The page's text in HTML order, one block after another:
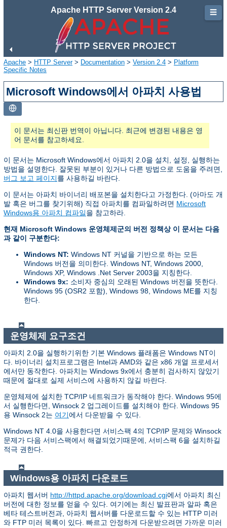
Apache HTTP Server Version 2.4
Apache > HTTP Server> Documentation > Version 2.4 > Platform
Specific Notes
Microsoft Windows에서 아파치 사용법
이 문서는 최신판 번역이 아닙니다. 최근에 변경된 내용은 영
어 문서를 참고하세요.
이 문서는 Microsoft Windows에서 아파치 2.0을 설치, 설정, 실행하는
방법을 설명한다. 잘못된 부분이 있거나 다른 방법으로 도움을 주려면,
버그 보고 페이지를 사용하길 바란다.
이 문서는 아파치 바이너리 배포본을 설치한다고 가정한다. (아마도 개
발 혹은 버그를 찾기위해) 직접 아파치를 컴파일하려면 Microsoft
Windows용 아파치 컴파일을 참고하라.
현재 Microsoft Windows 운영체제군의 버전 정책상 이 문서는 다음
과 같이 구분한다:
Windows NT: Windows NT 커널을 기반으로 하는 모든
Windows 버전을 의미한다. Windows NT, Windows 2000,
Windows XP, Windows .Net Server 2003을 지칭한다.
Windows 9x: 소비자 중심의 오래된 Windows 버전을 뜻한다.
Windows 95 (OSR2 포함), Windows 98, Windows ME를 지칭
한다.
운영체제 요구조건
아파치 2.0을 실행하기위한 기본 Windows 플래폼은 Windows NT이
다. 바이너리 설치프로그램은 Intel과 AMD와 같은 x86 개열 프로세서
에서만 동작한다. 아파치는 Windows 9x에서 충분히 검사하지 않았기
때문에 절대로 실제 서비스에 사용하지 않길 바란다.
운영체제에 설치한 TCP/IP 네트워크가 동작해야 한다. Windows 95에
서 실행한다면, Winsock 2 업그레이드를 설치해야 한다. Windows 95
용 Winsock 2는 여기에서 다운받을 수 있다.
Windows NT 4.0을 사용한다면 서비스팩 4의 TCP/IP 문제와 Winsock
문제가 다음 서비스팩에서 해결되었기때문에, 서비스팩 6을 설치하길
적극 권한다.
Windows용 아파치 다운로드
아파치 웹서버 http://httpd.apache.org/download.cgi에서 아파치 최신
버전에 대한 정보를 얻을 수 있다. 여기에는 최신 발표판과 알파 혹은
베타 테스트버전과, 아파치 웹서버를 다운로드할 수 있는 HTTP 미러
와 FTP 미러 목록이 있다. 빠르고 안정하게 다운받으려면 가까운 미러
☰